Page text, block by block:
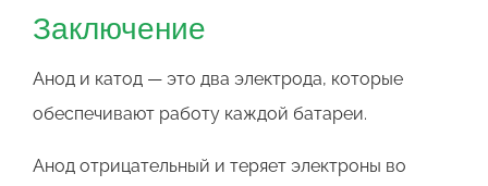
Заключение
Анод и катод — это два электрода, которые
обеспечивают работу каждой батареи.
Анод отрицательный и теряет электроны во